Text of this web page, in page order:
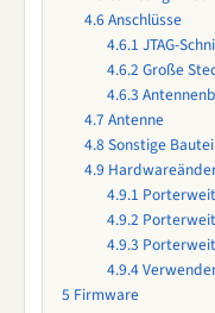
4.6Anschlüsse
4.6.1 JTAG-
4.6.2 Große
4.6.3
4.7 Antenne
4.8 Sonstige
4.9
4.9.1
4.9.2
4.9.3
4.9.4
5 Firmware